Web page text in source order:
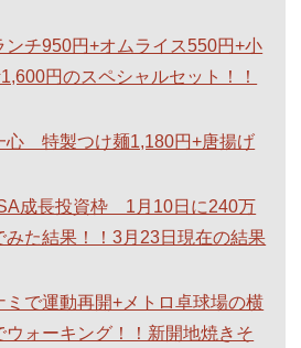
ンチ950円+オムライス550円+小
円のスペシャルセット！！
心 特製つけ麺1,180円+唐揚げ
成長投資枠 1月10日に240万
みた結果！！3月23日現在の結果
ミで運動再開+メトロ卓球場の横
ウォーキング！！新開地焼きそ